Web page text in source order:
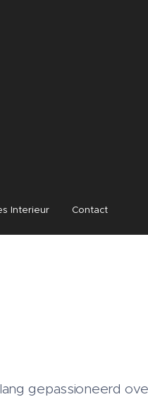
Interieur Contact
gepassioneerd